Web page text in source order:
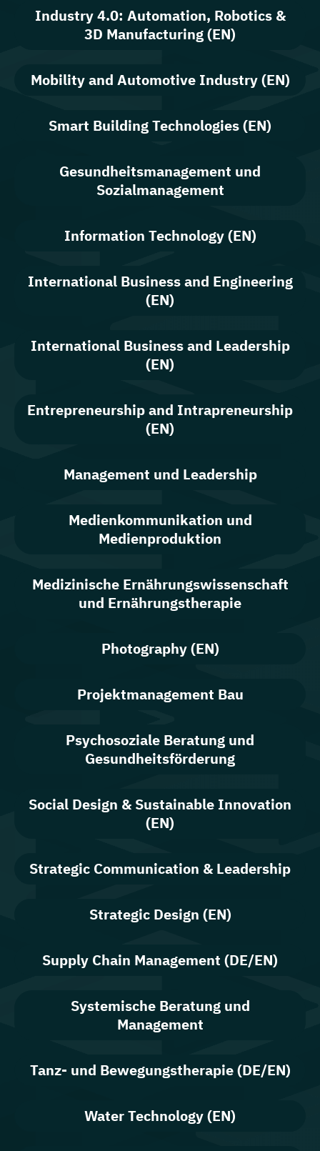
Industry 4.0: Automation, Robotics &
3D Manufacturing (EN)
Mobility and Automotive Industry (EN)
Smart Building Technologies (EN)
Gesundheitsmanagement und
Sozialmanagement
Information Technology (EN)
International Business and Engineering
(EN)
International Business and Leadership
(EN)
Entrepreneurship and Intrapreneurship
(EN)
Management und Leadership
Medienkommunikation und
Medienproduktion
Medizinische Ernährungswissenschaft
und Ernährungstherapie
Photography (EN)
Projektmanagement Bau
Psychosoziale Beratung und
Gesundheitsförderung
Social Design & Sustainable Innovation
(EN)
Strategic Communication & Leadership
Strategic Design (EN)
Supply Chain Management (DE/EN)
Systemische Beratung und
Management
Tanz- und Bewegungstherapie (DE/EN)
Water Technology (EN)